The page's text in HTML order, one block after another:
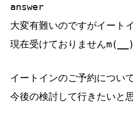
answer
大変有難いのですがイート
現在受けておりません
イートインのご予約につい
今後の検討して行きたいと